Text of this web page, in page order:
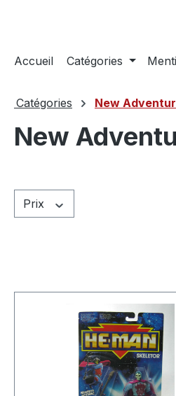
Accueil Catégories
Catégories New
New
Prix